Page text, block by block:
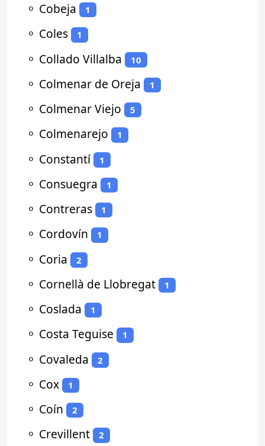
⚬ Cobeja 1
⚬ Coles 1
⚬ Collado Villalba 10
⚬ Colmenar de Oreja 1
⚬ Colmenar Viejo 5
⚬ Colmenarejo 1
⚬ Constantí 1
⚬ Consuegra 1
⚬ Contreras 1
⚬ Cordovín 1
⚬ Coria 2
⚬ Cornellà de Llobregat 1
⚬ Coslada 1
⚬ Costa Teguise 1
⚬ Covaleda 2
⚬ Cox 1
⚬ Coín 2
⚬ Crevillent 2